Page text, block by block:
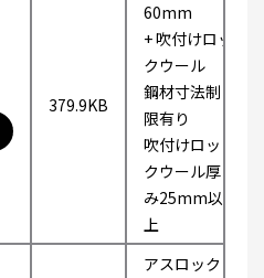
379.9KB
60mm
+ 吹付けロッ
クウール
鋼材寸法制
限有り
吹付けロッ
クウール厚
み25mm以
上
アスロック